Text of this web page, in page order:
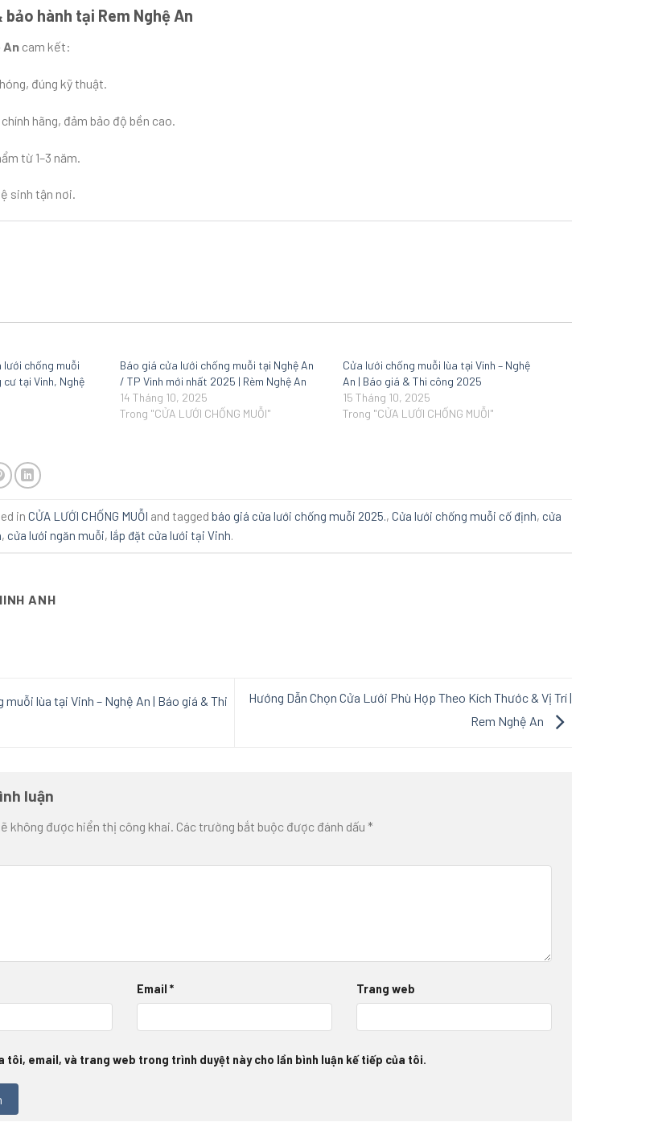
bảo hành tại Rem Nghệ An
An cam kết:
đúng kỹ thuật.
hãng, đảm bảo độ bền cao.
từ 1–3 năm.
sinh tận nơi.
lưới chống muỗi
cư tại Vinh, Nghệ
Báo giá cửa lưới chống muỗi tại Nghệ An
/ TP Vinh mới nhất 2025 | Rèm Nghệ An
14 Tháng 10, 2025
Trong "CỬA LƯỚI CHỐNG MUỖI"
Cửa lưới chống muỗi lùa tại Vinh – Nghệ
An | Báo giá & Thi công 2025
15 Tháng 10, 2025
Trong "CỬA LƯỚI CHỐNG MUỖI"
in CỬA LƯỚI CHỐNG MUỖI and tagged báo giá cửa lưới chống muỗi 2025., Cửa lưới chống muỗi cố định, cửa
, cửa lưới ngăn muỗi, lắp đặt cửa lưới tại Vinh.
ANH
muỗi lùa tại Vinh – Nghệ An | Báo giá & Thi
Hướng Dẫn Chọn Cửa Lưới Phù Hợp Theo Kích Thước & Vị Trí |
Rem Nghệ An
luận
không được hiển thị công khai. Các trường bắt buộc được đánh dấu *
Email * Trang web
tôi, email, và trang web trong trình duyệt này cho lần bình luận kế tiếp của tôi.